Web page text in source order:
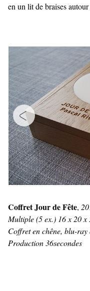
en un lit de braises
Coffret Jour de Fête,
Multiple (5 ex.) 16 x 20 x
Coffret en chêne, blu-ray
Production 36secondes